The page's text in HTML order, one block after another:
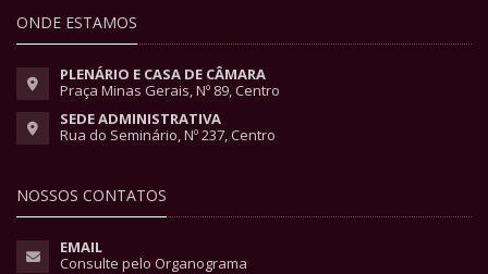
ONDE ESTAMOS
PLENÁRIO E CASA DE CÂMARA
Praça Minas Gerais, Nº 89, Centro
SEDE ADMINISTRATIVA
Rua do Seminário, Nº 237, Centro
NOSSOS CONTATOS
EMAIL
Consulte pelo Organograma